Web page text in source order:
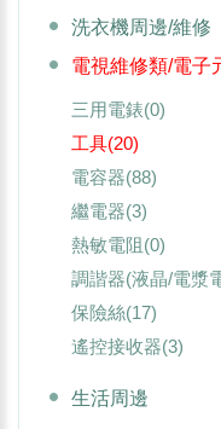
洗衣機周邊/維修
電視維修類/電子
三用電錶(0)
工具(20)
電容器(88)
繼電器(3)
熱敏電阻(0)
調諧器(液晶/電漿
保險絲(17)
遙控接收器(3)
生活周邊